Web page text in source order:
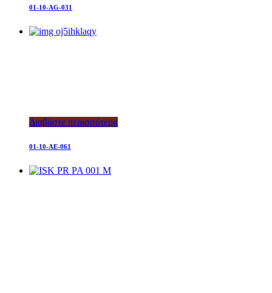
01-10-AG-031
Διαβάστε περισσότερα
01-10-AE-061